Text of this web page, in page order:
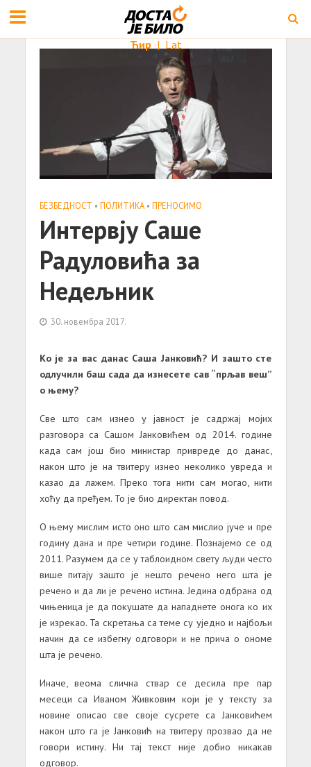
Ћир | Lat
БЕЗБЕДНОСТ • ПОЛИТИКА • ПРЕНОСИМО
Интервју Саше
Радуловића за
Недељник
30. новембра 2017.
Ко је за вас данас Саша Јанковић? И зашто сте
одлучили баш сада да изнесете сав “прљав веш”
о њему?
Све што сам изнео у јавност је садржај мојих
разговора са Сашом Јанковићем од 2014. године
када сам још био министар привреде до данас,
након што је на твитеру изнео неколико увреда и
казао да лажем. Преко тога нити сам могао, нити
хоћу да пређем. То је био директан повод.
О њему мислим исто оно што сам мислио јуче и пре
годину дана и пре четири године. Познајемо се од
2011. Разумем да се у таблоидном свету људи често
више питају зашто је нешто речено него шта је
речено и да ли је речено истина. Једина одбрана од
чињеница је да покушате да нападнете онога ко их
је изрекао. Та скретања са теме су уједно и најбољи
начин да се избегну одговори и не прича о ономе
шта је речено.
Иначе, веома слична ствар се десила пре пар
месеци са Иваном Живковим који је у тексту за
новине описао све своје сусрете са Јанковићем
након што га је Јанковић на твитеру прозвао да не
говори истину. Ни тај текст није добио никакав
одговор.